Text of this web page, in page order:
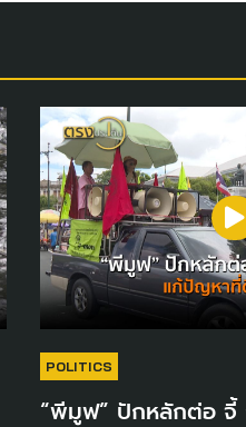
POLITICS
“พีมูฟ” ปักหลักต่อ จี้